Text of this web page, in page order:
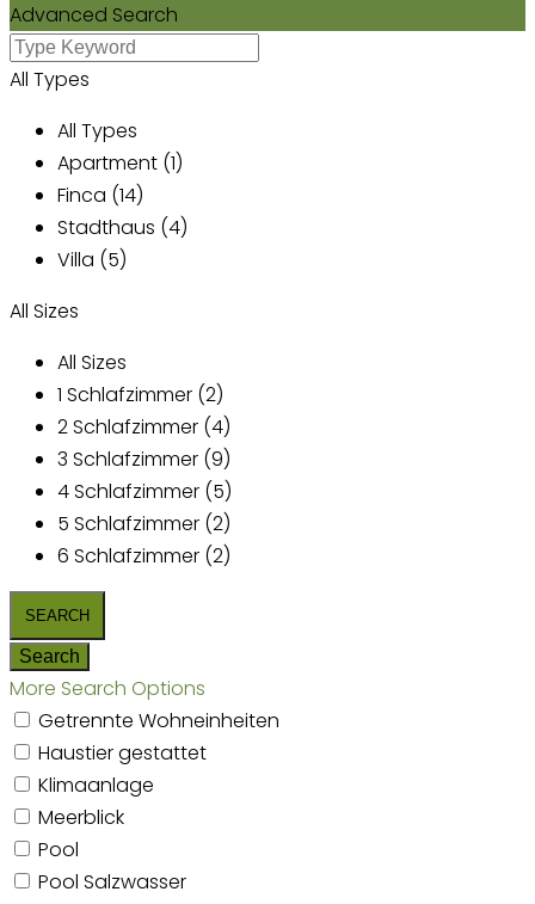
Advanced Search
All Types
All Types
Apartment (1)
Finca (14)
Stadthaus (4)
Villa (5)
All Sizes
All Sizes
1 Schlafzimmer (2)
2 Schlafzimmer (4)
3 Schlafzimmer (9)
4 Schlafzimmer (5)
5 Schlafzimmer (2)
6 Schlafzimmer (2)
More Search Options
Getrennte Wohneinheiten
Haustier gestattet
Klimaanlage
Meerblick
Pool
Pool Salzwasser